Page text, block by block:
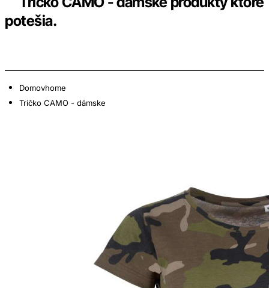
potešia.
Domovhome
Tričko CAMO - dámske